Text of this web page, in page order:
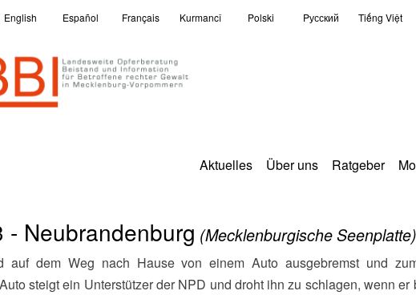
English Español Français Kurmancî Polski Pусский Tiếng Việt
Aktuelles Über uns Ratgeber
- Neubrandenburg (Mecklenburgische Seenplatte)
steigt ein Unterstützer der NPD und droht ihn zu schlagen, wenn